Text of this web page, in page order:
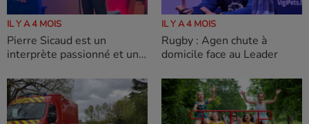
IL Y A 4 MOIS
Pierre Sicaud est un
interprète passionné et un
Charles Aznavour
IL Y A 4 MOIS
Rugby : Agen chute à
domicile face au Leader